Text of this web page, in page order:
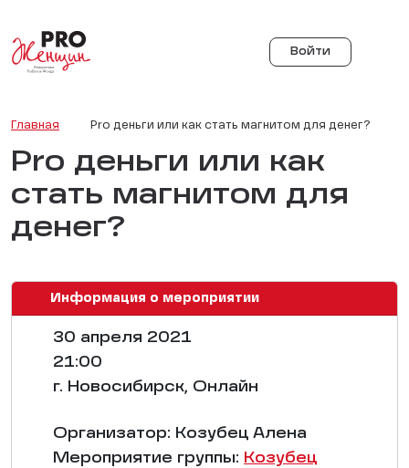
Войти
Главная Pro деньги или как стать магнитом для денег?
Pro деньги или как
стать магнитом для
денег?
Информация о мероприятии
30 апреля 2021
21:00
г. Новосибирск, Онлайн
Организатор: Козубец Алена
Мероприятие группы: Козубец